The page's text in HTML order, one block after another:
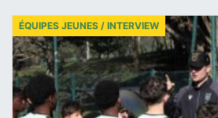
ÉQUIPES JEUNES / INTERVIEW